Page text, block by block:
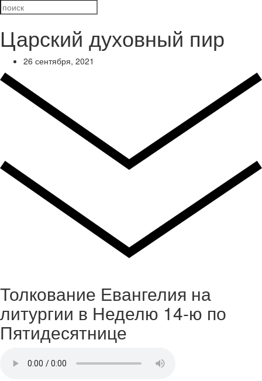
Царский духовный пир
26 сентября, 2021
Толкование Евангелия на
литургии в Неделю 14-ю по
Пятидесятнице